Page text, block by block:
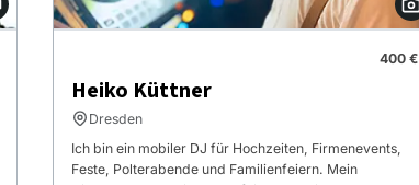
400 €
Heiko Küttner
Dresden
Ich bin ein mobiler DJ für Hochzeiten, Firmenevents,
Feste, Polterabende und Familienfeiern. Mein